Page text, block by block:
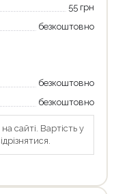
55 грн
безкоштовно
безкоштовно
безкоштовно
сайті. Вартість у